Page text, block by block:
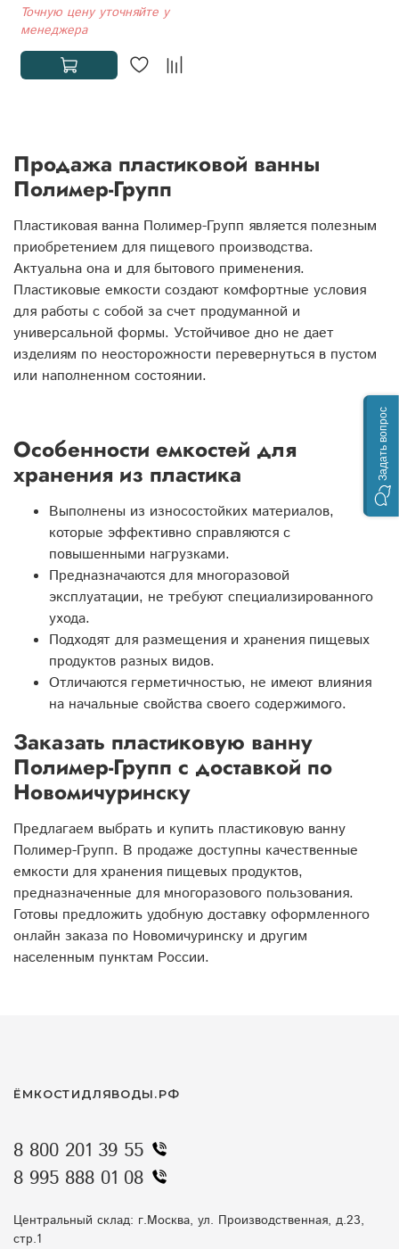
Точную цену уточняйте у
менеджера
Продажа пластиковой ванны
Полимер-Групп
Пластиковая ванна Полимер-Групп является полезным
приобретением для пищевого производства.
Актуальна она и для бытового применения.
Пластиковые емкости создают комфортные условия
для работы с собой за счет продуманной и
универсальной формы. Устойчивое дно не дает
изделиям по неосторожности перевернуться в пустом
или наполненном состоянии.
Особенности емкостей для
хранения из пластика
Выполнены из износостойких материалов,
которые эффективно справляются с
повышенными нагрузками.
Предназначаются для многоразовой
эксплуатации, не требуют специализированного
ухода.
Подходят для размещения и хранения пищевых
продуктов разных видов.
Отличаются герметичностью, не имеют влияния
на начальные свойства своего содержимого.
Заказать пластиковую ванну
Полимер-Групп с доставкой по
Новомичуринску
Предлагаем выбрать и купить пластиковую ванну
Полимер-Групп. В продаже доступны качественные
емкости для хранения пищевых продуктов,
предназначенные для многоразового пользования.
Готовы предложить удобную доставку оформленного
онлайн заказа по Новомичуринску и другим
населенным пунктам России.
ЁМКОСТИДЛЯВОДЫ.РФ
8 800 201 39 55
8 995 888 01 08
Центральный склад: г.Москва, ул. Производственная, д.23,
стр.1
Задать вопрос